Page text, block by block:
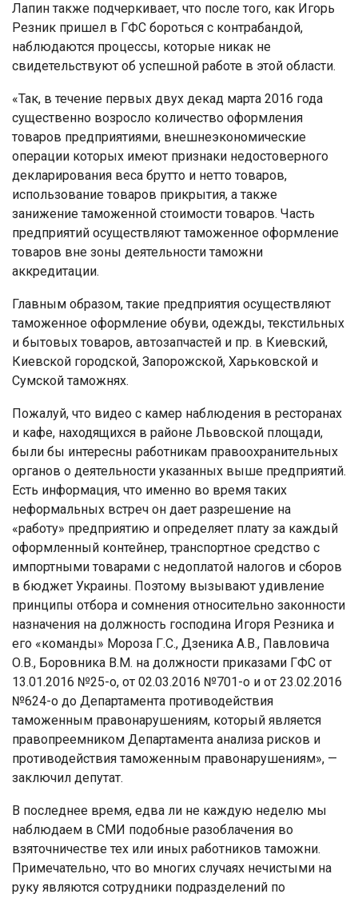
Лапин также подчеркивает, что после того, как Игорь
Резник пришел в ГФС бороться с контрабандой,
наблюдаются процессы, которые никак не
свидетельствуют об успешной работе в этой области.
«Так, в течение первых двух декад марта 2016 года
существенно возросло количество оформления
товаров предприятиями, внешнеэкономические
операции которых имеют признаки недостоверного
декларирования веса брутто и нетто товаров,
использование товаров прикрытия, а также
занижение таможенной стоимости товаров. Часть
предприятий осуществляют таможенное оформление
товаров вне зоны деятельности таможни
аккредитации.
Главным образом, такие предприятия осуществляют
таможенное оформление обуви, одежды, текстильных
и бытовых товаров, автозапчастей и пр. в Киевский,
Киевской городской, Запорожской, Харьковской и
Сумской таможнях.
Пожалуй, что видео с камер наблюдения в ресторанах
и кафе, находящихся в районе Львовской площади,
были бы интересны работникам правоохранительных
органов о деятельности указанных выше предприятий.
Есть информация, что именно во время таких
неформальных встреч он дает разрешение на
«работу» предприятию и определяет плату за каждый
оформленный контейнер, транспортное средство с
импортными товарами с недоплатой налогов и сборов
в бюджет Украины. Поэтому вызывают удивление
принципы отбора и сомнения относительно законности
назначения на должность господина Игоря Резника и
его «команды» Мороза Г.С., Дзеника А.В., Павловича
О.В., Боровника В.М. на должности приказами ГФС от
13.01.2016 №25-о, от 02.03.2016 №701-о и от 23.02.2016
№624-о до Департамента противодействия
таможенным правонарушениям, который является
правопреемником Департамента анализа рисков и
противодействия таможенным правонарушениям», —
заключил депутат.
В последнее время, едва ли не каждую неделю мы
наблюдаем в СМИ подобные разоблачения во
взяточничестве тех или иных работников таможни.
Примечательно, что во многих случаях нечистыми на
руку являются сотрудники подразделений по